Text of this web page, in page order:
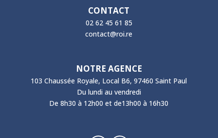
CONTACT
02 62 45 61 85
contact@roi.re
NOTRE AGENCE
103 Chaussée Royale, Local B6, 97460 Saint Paul
Du lundi au vendredi
De 8h30 à 12h00 et de13h00 à 16h30